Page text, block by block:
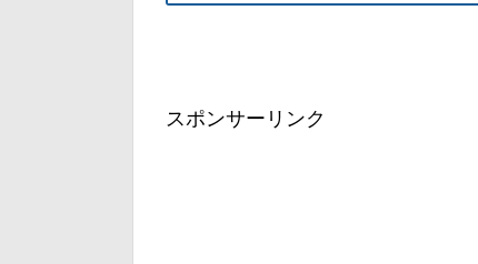
スポンサーリンク